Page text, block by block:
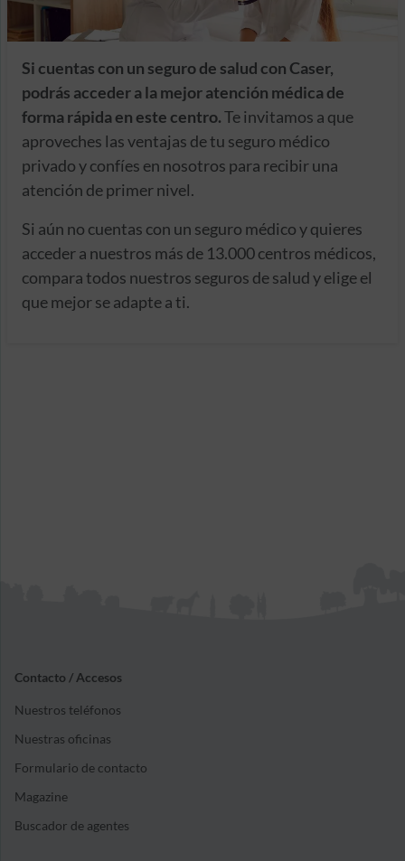
Si cuentas con un seguro de salud con Caser,
podrás acceder a la mejor atención médica de
forma rápida en este centro.Te invitamos a que
aproveches las ventajas de tu seguro médico
privado y confíes en nosotros para recibir una
atención de primer nivel.
Si aún no cuentas con un seguro médico y quieres
acceder a nuestros más de 13.000 centros médicos,
compara todos nuestros seguros de salud y elige el
que mejor se adapte a ti.
Contacto / Accesos
Nuestros teléfonos
Nuestras oficinas
Formulario de contacto
Magazine
Buscador de agentes